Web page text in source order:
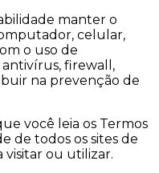
manter o
celular,
o uso de
firewall,
na prevenção de
você leia os Termos
de todos os sites de
visitar ou utilizar.